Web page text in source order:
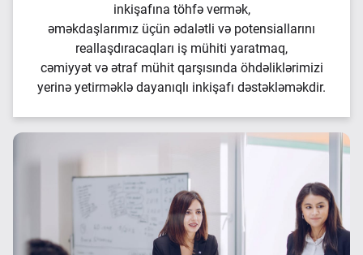
inkişafına töhfə vermək,
əməkdaşlarımız üçün ədalətli və potensiallarını
reallaşdıracaqları iş mühiti yaratmaq,
cəmiyyət və ətraf mühit qarşısında öhdəliklərimizi
yerinə yetirməklə dayanıqlı inkişafı dəstəkləməkdir.